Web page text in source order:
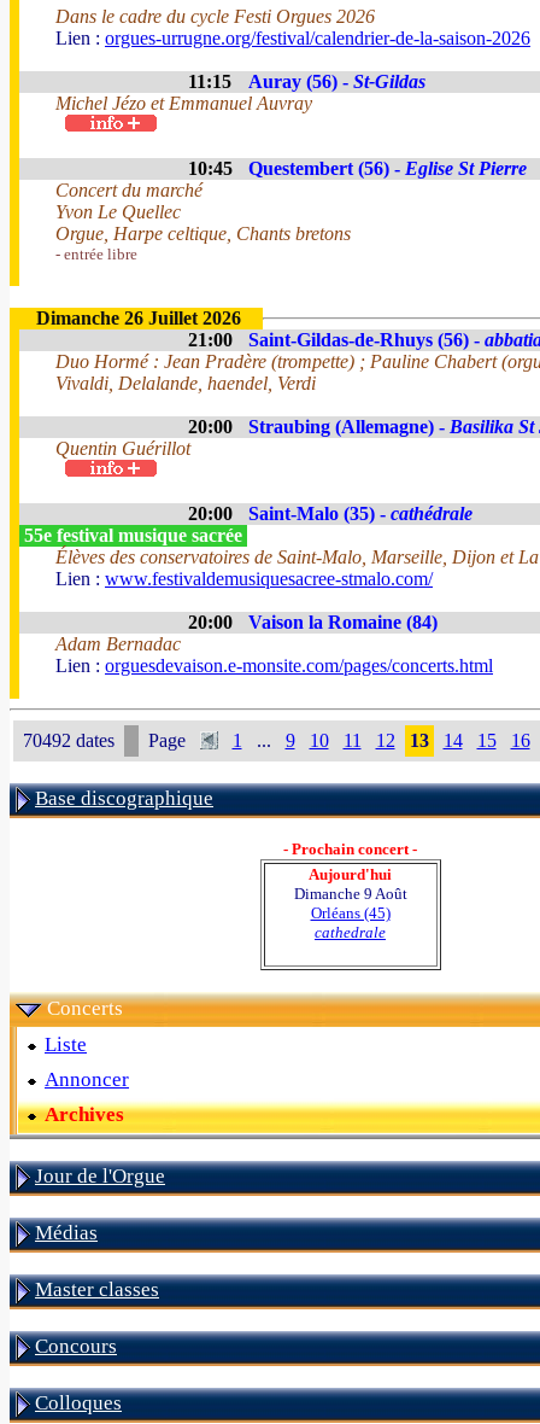
Dans le cadre du cycle Festi Orgues 2026
Lien : orgues-urrugne.org/festival/calendrier-de-la-saison-2026
11:15 Auray (56) - St-Gildas
Michel Jézo et Emmanuel Auvray
10:45 Questembert (56) - Eglise St Pierre
Concert du marché
Yvon Le Quellec
Orgue, Harpe celtique, Chants bretons
- entrée libre
Dimanche 26 Juillet 2026
21:00
Saint-Gildas-de-Rhuys (56) -
Duo Hormé : Jean Pradère (trompette) ; Pauline Chabert
Vivaldi, Delalande, haendel, Verdi
20:00 Straubing (Allemagne) - Basilika St
Quentin Guérillot
20:00 Saint-Malo (35) - cathédrale
55e festival musique sacrée
Élèves des conservatoires de Saint-Malo, Marseille, Dijon et
Lien : www.festivaldemusiquesacree-stmalo.com/
20:00
Vaison la Romaine (84)
Adam Bernadac
Lien : orguesdevaison.e-monsite.com/pages/concerts.html
70492 dates Page 1 ... 9 10 11 12 13 14 15 16
Base discographique
- Prochain concert -
Aujourd'hui
Dimanche 9 Août
Orléans (45)
cathedrale
Concerts
Liste
Annoncer
Archives
Jour de l'Orgue
Médias
Master classes
Concours
Colloques